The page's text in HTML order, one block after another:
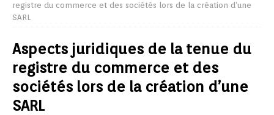
registre du commerce et des sociétés lors de la création d’une
SARL
Aspects juridiques de la tenue du
registre du commerce et des
sociétés lors de la création d’une
SARL